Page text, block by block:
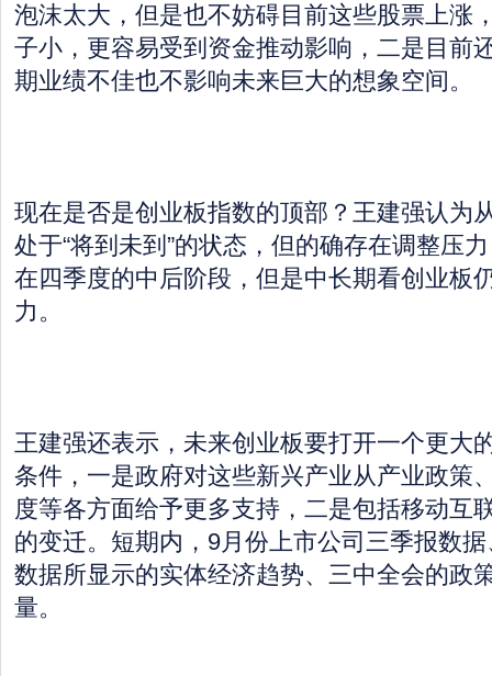
泡沫太大，但是也不妨碍目前这些股票上涨
子小，更容易受到资金推动影响，二是目前
期业绩不佳也不影响未来巨大的想象空间。
现在是否是创业板指数的顶部？王建强认为
处于“将到未到”的状态，但的确存在调整压
在四季度的中后阶段，但是中长期看创业板
力。
王建强还表示，未来创业板要打开一个更大
条件，一是政府对这些新兴产业从产业政策
度等各方面给予更多支持，二是包括移动互
的变迁。短期内，9月份上市公司三季报数
数据所显示的实体经济趋势、三中全会的政
量。